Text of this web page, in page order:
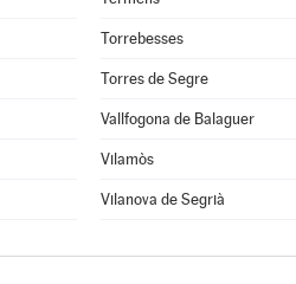
Torrebesses
Torres de Segre
Vallfogona de Balaguer
Vilamòs
Vilanova de Segrià